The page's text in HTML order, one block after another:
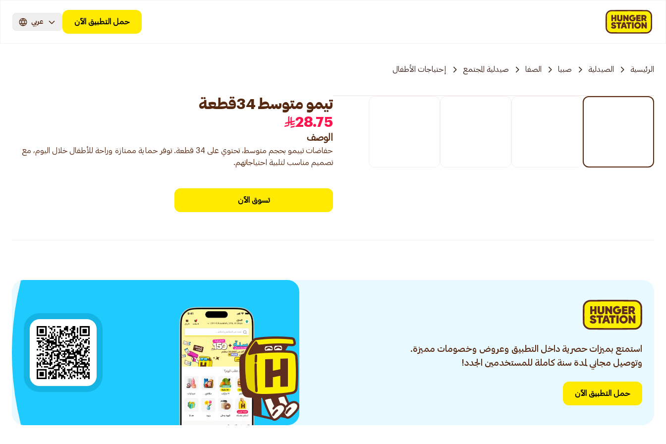
حمل التطبيق الآن عربي
الرئيسية الصيدلية صبيا الصفا صيدلية المجتمع إحتياجات الأطفال
تيمو متوسط 34قطعة
28.75
الوصف
حفاضات تييمو بحجم متوسط، تحتوي على 34 قطعة. توفر حماية ممتازة وراحة للأطفال خلال اليوم، مع
تصميم مناسب لتلبية احتياجاتهم.
تسوق الآن
استمتع بميزات حصرية داخل التطبيق وعروض وخصومات مميزة.
وتوصيل مجاني لمدة سنة كاملة للمستخدمين الجدد!
حمل التطبيق الآن